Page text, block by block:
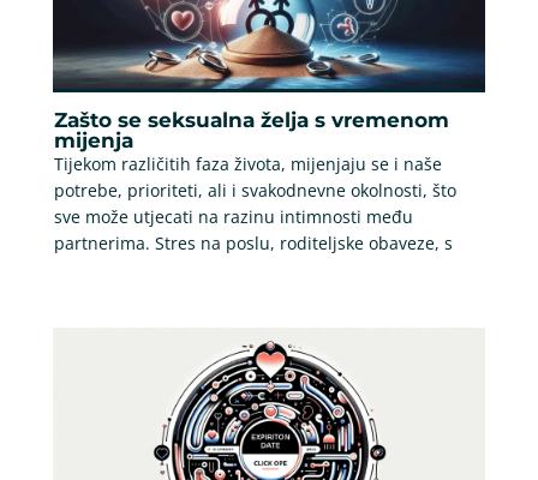
Zašto se seksualna želja s vremenom
mijenja
Tijekom različitih faza života, mijenjaju se i naše
potrebe, prioriteti, ali i svakodnevne okolnosti, što
sve može utjecati na razinu intimnosti među
partnerima. Stres na poslu, roditeljske obaveze, s